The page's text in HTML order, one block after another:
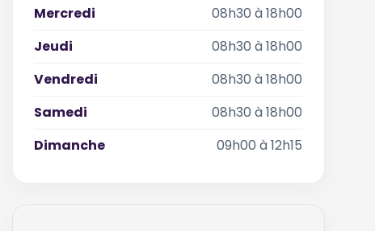
Mercredi
08h30 à 18h00
Jeudi
08h30 à 18h00
Vendredi
08h30 à 18h00
Samedi
08h30 à 18h00
Dimanche
09h00 à 12h15